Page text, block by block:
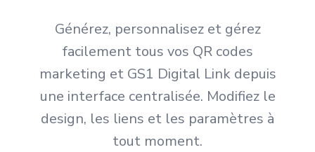
Générez, personnalisez et gérez
facilement tous vos QR codes
marketing et GS1 Digital Link depuis
une interface centralisée. Modifiez le
design, les liens et les paramètres à
tout moment.